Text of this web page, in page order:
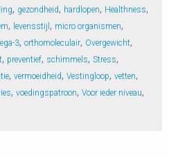
, gezondheid, hardlopen, Healthness,
, levensstijl , micro organismen,
3, orthomoleculair, Overgewicht,
, preventief, schimmels, Stress,
, vermoeidheid, Vestingloop, vetten,
, voedingspatroon, Voor ieder niveau,